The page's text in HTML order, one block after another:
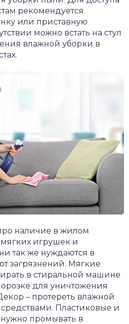
рекомендуется
или приставную
можно встать на стул
влажной уборки в
наличие в жилом
игрушек и
так же нуждаются в
загрязнений. Мягкие
в стиральной машине
для уничтожения
– протереть влажной
Пластиковые и
промывать в